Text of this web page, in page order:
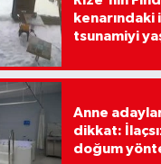
tsunamiyi
Anne
dikkat:
doğum